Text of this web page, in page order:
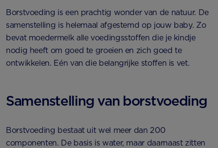
Borstvoeding is een prachtig wonder van de natuur. De
samenstelling is helemaal afgestemd op jouw baby. Zo
bevat moedermelk alle voedingsstoffen die je kindje
nodig heeft om goed te groeien en zich goed te
ontwikkelen. Eén van die belangrijke stoffen is vet.
Samenstelling van borstvoeding
Borstvoeding bestaat uit wel meer dan 200
componenten. De basis is water, maar daarnaast zitten